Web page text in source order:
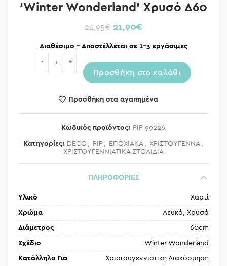
‘Winter Wonderland’ Χρυσό Δ60
24,95€ 21,90€
Διαθέσιμο – Αποστέλλεται σε 1-3 εργάσιμες
Προσθήκη στο καλάθι
Προσθήκη στα αγαπημένα
Κωδικός προϊόντος: PIP 99226
Κατηγορίες: DECO PIP ΕΠΟΧΙΑΚΑ ΧΡΙΣΤΟΥΓΕΝΝΑ
ΧΡΙΣΤΟΥΓΕΝΝΙΑΤΙΚΑ ΣΤΟΛΙΔΙΑ
ΠΛΗΡΟΦΟΡΙΕΣ
Υλικό Χαρτί
Χρώμα Λευκό, Χρυσό
Διάμετρος 60cm
Σχέδιο Winter Wonderland
Κατάλληλο Για Χριστουγεννιάτικη Διακόσμηση